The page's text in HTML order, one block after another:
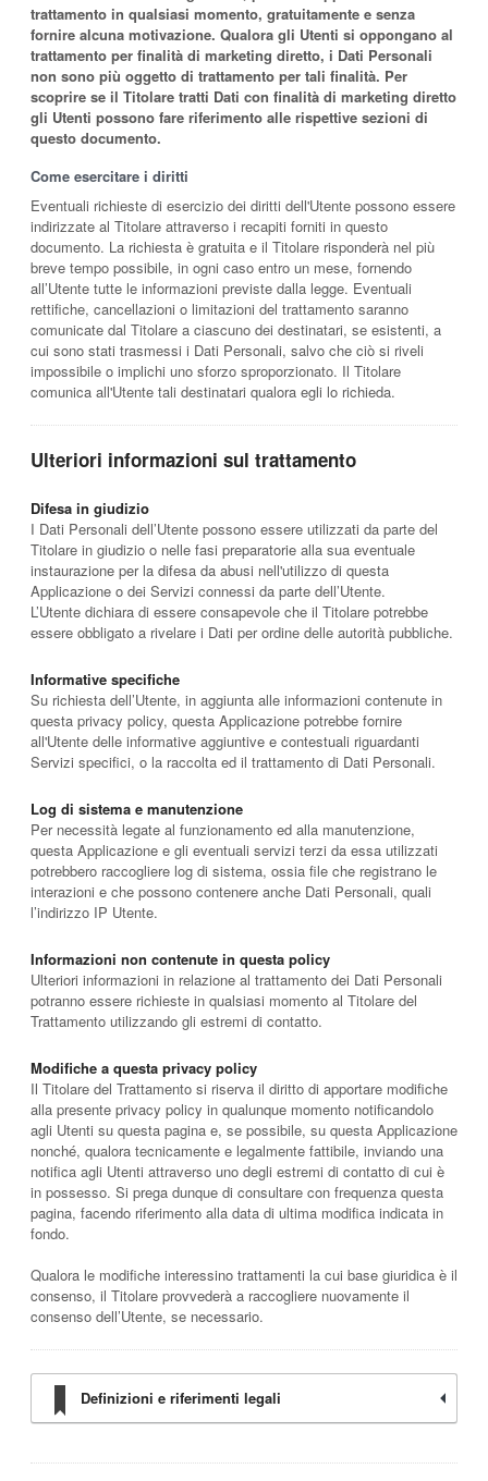
trattamento in qualsiasi momento, gratuitamente e senza
fornire alcuna motivazione. Qualora gli Utenti si oppongano al
trattamento per finalità di marketing diretto, i Dati Personali
non sono più oggetto di trattamento per tali finalità. Per
scoprire se il Titolare tratti Dati con finalità di marketing diretto
gli Utenti possono fare riferimento alle rispettive sezioni di
questo documento.
Come esercitare i diritti
Eventuali richieste di esercizio dei diritti dell'Utente possono essere
indirizzate al Titolare attraverso i recapiti forniti in questo
documento. La richiesta è gratuita e il Titolare risponderà nel più
breve tempo possibile, in ogni caso entro un mese, fornendo
all’Utente tutte le informazioni previste dalla legge. Eventuali
rettifiche, cancellazioni o limitazioni del trattamento saranno
comunicate dal Titolare a ciascuno dei destinatari, se esistenti, a
cui sono stati trasmessi i Dati Personali, salvo che ciò si riveli
impossibile o implichi uno sforzo sproporzionato. Il Titolare
comunica all'Utente tali destinatari qualora egli lo richieda.
Ulteriori informazioni sul trattamento
Difesa in giudizio
I Dati Personali dell’Utente possono essere utilizzati da parte del
Titolare in giudizio o nelle fasi preparatorie alla sua eventuale
instaurazione per la difesa da abusi nell'utilizzo di questa
Applicazione o dei Servizi connessi da parte dell’Utente.
L’Utente dichiara di essere consapevole che il Titolare potrebbe
essere obbligato a rivelare i Dati per ordine delle autorità pubbliche.
Informative specifiche
Su richiesta dell’Utente, in aggiunta alle informazioni contenute in
questa privacy policy, questa Applicazione potrebbe fornire
all'Utente delle informative aggiuntive e contestuali riguardanti
Servizi specifici, o la raccolta ed il trattamento di Dati Personali.
Log di sistema e manutenzione
Per necessità legate al funzionamento ed alla manutenzione,
questa Applicazione e gli eventuali servizi terzi da essa utilizzati
potrebbero raccogliere log di sistema, ossia file che registrano le
interazioni e che possono contenere anche Dati Personali, quali
l’indirizzo IP Utente.
Informazioni non contenute in questa policy
Ulteriori informazioni in relazione al trattamento dei Dati Personali
potranno essere richieste in qualsiasi momento al Titolare del
Trattamento utilizzando gli estremi di contatto.
Modifiche a questa privacy policy
Il Titolare del Trattamento si riserva il diritto di apportare modifiche
alla presente privacy policy in qualunque momento notificandolo
agli Utenti su questa pagina e, se possibile, su questa Applicazione
nonché, qualora tecnicamente e legalmente fattibile, inviando una
notifica agli Utenti attraverso uno degli estremi di contatto di cui è
in possesso. Si prega dunque di consultare con frequenza questa
pagina, facendo riferimento alla data di ultima modifica indicata in
fondo.
Qualora le modifiche interessino trattamenti la cui base giuridica è il
consenso, il Titolare provvederà a raccogliere nuovamente il
consenso dell’Utente, se necessario.
Definizioni e riferimenti legali